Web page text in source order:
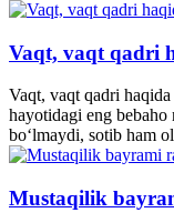
Vaqt, vaqt qadri
Vaqt, vaqt qadri
hayotidagi eng
bo‘lmaydi, sotib ham
Mustaqilik